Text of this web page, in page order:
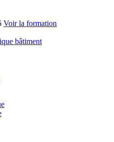
Voir la formation
bâtiment